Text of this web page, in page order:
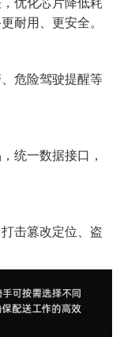
优化芯片降低耗
耐用、更安全。
危险驾驶提醒等
统一数据接口，
击篡改定位、盗